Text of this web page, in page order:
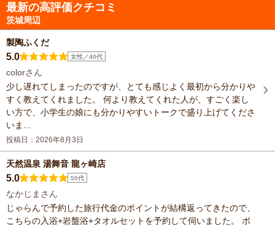
最新の高評価クチコミ
茨城周辺
製陶ふくだ
5.0 女性／40代
colorさん
少し遅れてしまったのですが、とても感じよく最初から分かりや
すく教えてくれました。 何より教えてくれた人が、すごく楽し
い方で、小学生の娘にも分かりやすいトークで盛り上げてくださ
いま...
投稿日：2026年8月3日
天然温泉 湯舞音 龍ヶ崎店
5.0 50代
なかじまさん
じゃらんで予約した旅行代金のポイントが結構返ってきたので、
こちらの入浴+岩盤浴+タオルセットを予約して伺いました。 ポ